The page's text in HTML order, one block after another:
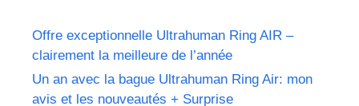
Offre exceptionnelle Ultrahuman Ring AIR –
clairement la meilleure de l’année
Un an avec la bague Ultrahuman Ring Air: mon
avis et les nouveautés + Surprise